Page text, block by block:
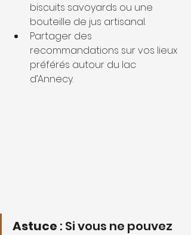
biscuits savoyards ou une
bouteille de jus artisanal.
Partager des
recommandations sur vos lieux
préférés autour du lac
d’Annecy.
Astuce : Si vous ne pouvez